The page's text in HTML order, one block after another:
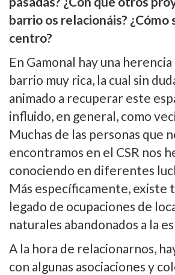
barrio os relacionáis? ¿Cómo
centro?
En Gamonal hay una
barrio muy rica, la cual sin
animado a recuperar este
influido, en general, como
Muchas de las personas que
encontramos en el CSR nos
conociendo en diferentes
Más especí­ficamente, existe
legado de ocupaciones de
naturales abandonados a la
A la hora de relacionarnos,
con algunas asociaciones y